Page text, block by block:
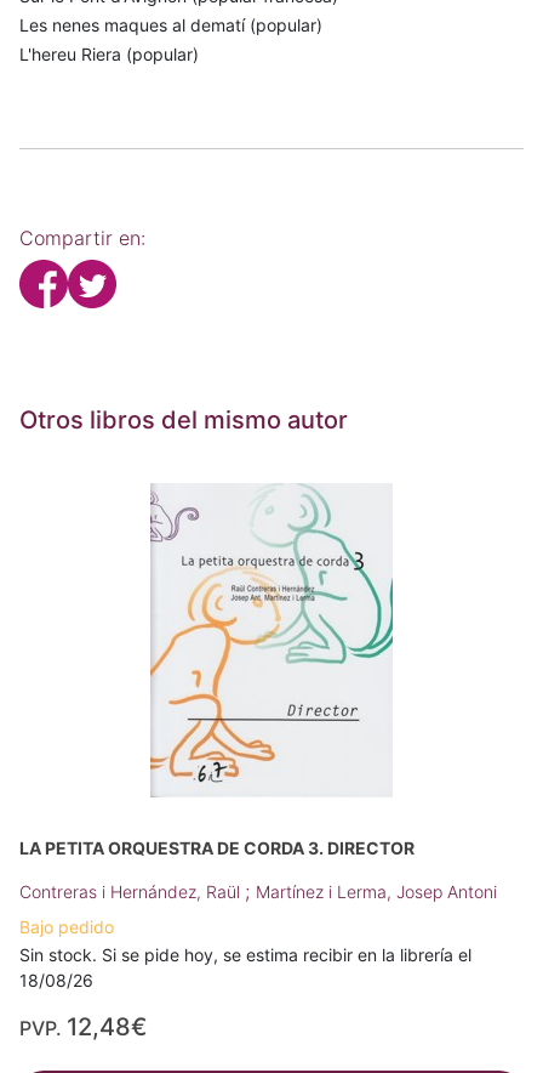
Les nenes maques al dematí (popular)
L'hereu Riera (popular)
Compartir en:
Otros libros del mismo autor
LA PETITA ORQUESTRA DE CORDA 3. DIRECTOR
Contreras i Hernández, Raül ; Martínez i Lerma, Josep Antoni
Bajo pedido
Sin stock. Si se pide hoy, se estima recibir en la librería el
18/08/26
PVP. 12,48€